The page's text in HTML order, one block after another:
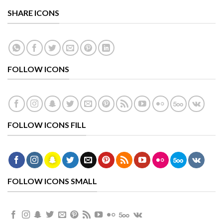
SHARE ICONS
FOLLOW ICONS
FOLLOW ICONS FILL
FOLLOW ICONS SMALL